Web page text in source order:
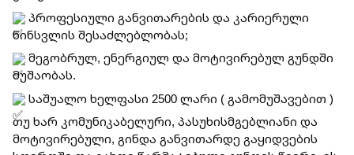
პროფესიული განვითარების და კარიერული
წინსვლის შესაძლებლობას;
მეგობრულ, ენერგიულ და მოტივირებულ გუნდში
მუშაობას.
საშუალო ხელფასი 2500 ლარი ( გამომუშავებით )
თუ ხარ კომუნიკაბელური, პასუხისმგებლიანი და
მოტივირებული, გინდა განვითარდე გაყიდვების